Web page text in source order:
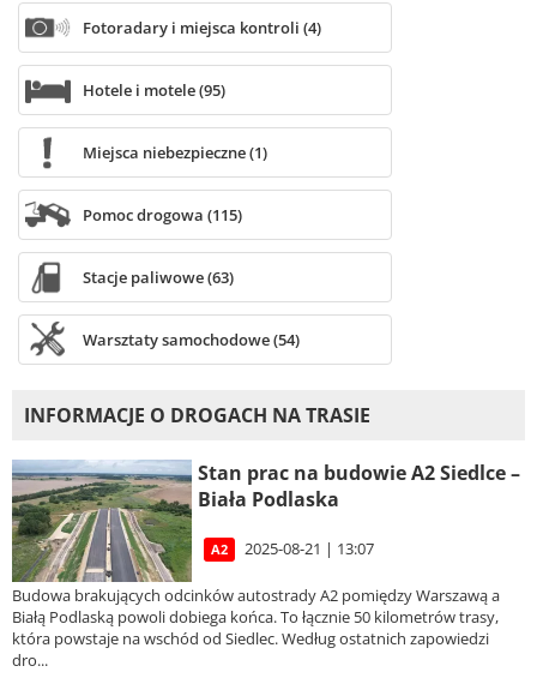
Fotoradary i miejsca kontroli (4)
Hotele i motele (95)
Miejsca niebezpieczne (1)
Pomoc drogowa (115)
Stacje paliwowe (63)
Warsztaty samochodowe (54)
INFORMACJE O DROGACH NA TRASIE
Stan prac na budowie A2 Siedlce –
Biała Podlaska
A2 2025-08-21 | 13:07
Budowa brakujących odcinków autostrady A2 pomiędzy Warszawą a
Białą Podlaską powoli dobiega końca. To łącznie 50 kilometrów trasy,
która powstaje na wschód od Siedlec. Według ostatnich zapowiedzi
dro...